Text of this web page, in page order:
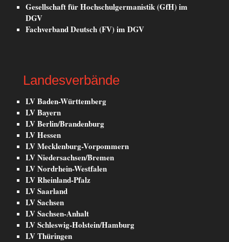
Gesellschaft für Hochschulgermanistik (GfH) im
DGV
Fachverband Deutsch (FV) im DGV
Landesverbände
LV Baden-Württemberg
LV Bayern
LV Berlin/Brandenburg
LV Hessen
LV Mecklenburg-Vorpommern
LV Niedersachsen/Bremen
LV Nordrhein-Westfalen
LV Rheinland-Pfalz
LV Saarland
LV Sachsen
LV Sachsen-Anhalt
LV Schleswig-Holstein/Hamburg
LV Thüringen